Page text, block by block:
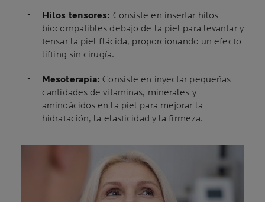
Hilos tensores: Consiste en insertar hilos
biocompatibles debajo de la piel para levantar y
tensar la piel flácida, proporcionando un efecto
lifting sin cirugía.
Mesoterapia: Consiste en inyectar pequeñas
cantidades de vitaminas, minerales y
aminoácidos en la piel para mejorar la
hidratación, la elasticidad y la firmeza.